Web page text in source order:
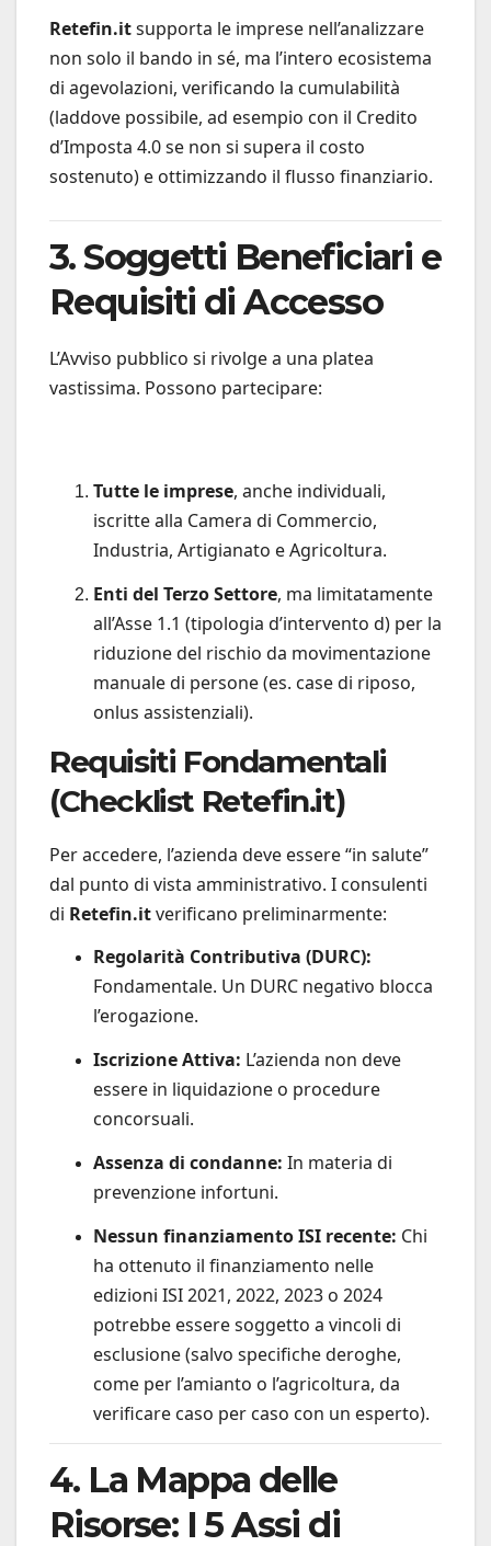
Retefin.itsupporta le imprese nell’analizzare
non solo il bando in sé, ma l’intero ecosistema
di agevolazioni, verificando la cumulabilità
(laddove possibile, ad esempio con il Credito
d’Imposta 4.0 se non si supera il costo
sostenuto) e ottimizzando il flusso finanziario.
3. Soggetti Beneficiari e
Requisiti di Accesso
L’Avviso pubblico si rivolge a una platea
vastissima. Possono partecipare:
Tutte le imprese, anche individuali,
iscritte alla Camera di Commercio,
Industria, Artigianato e Agricoltura.
Enti del Terzo Settore, ma limitatamente
all’Asse 1.1 (tipologia d’intervento d) per la
riduzione del rischio da movimentazione
manuale di persone (es. case di riposo,
onlus assistenziali).
Requisiti Fondamentali
(Checklist Retefin.it)
Per accedere, l’azienda deve essere “in salute”
dal punto di vista amministrativo. I consulenti
di Retefin.itverificano preliminarmente:
Regolarità Contributiva (DURC):
Fondamentale. Un DURC negativo blocca
l’erogazione.
Iscrizione Attiva: L’azienda non deve
essere in liquidazione o procedure
concorsuali.
Assenza di condanne: In materia di
prevenzione infortuni.
Nessun finanziamento ISI recente: Chi
ha ottenuto il finanziamento nelle
edizioni ISI 2021, 2022, 2023 o 2024
potrebbe essere soggetto a vincoli di
esclusione (salvo specifiche deroghe,
come per l’amianto o l’agricoltura, da
verificare caso per caso con un esperto).
4. La Mappa delle
Risorse: I 5 Assi di